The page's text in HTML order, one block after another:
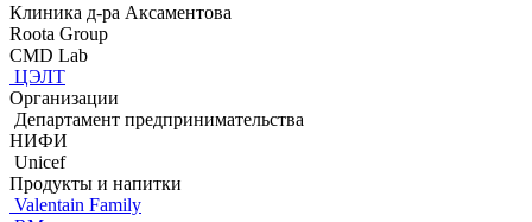
Клиника д-ра Аксаментова
Roota Group
CMD Lab
ЦЭЛТ
Организации
Департамент предпринимательства
НИФИ
Unicef
Продукты и напитки
Valentain Family